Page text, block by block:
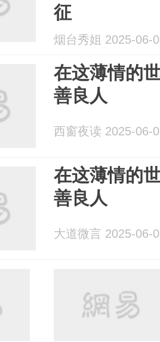
征
烟台秀姐 2025-06-
在这薄情的
善良人
西窗夜读 2025-06-
在这薄情的
善良人
大道微言 2025-06-